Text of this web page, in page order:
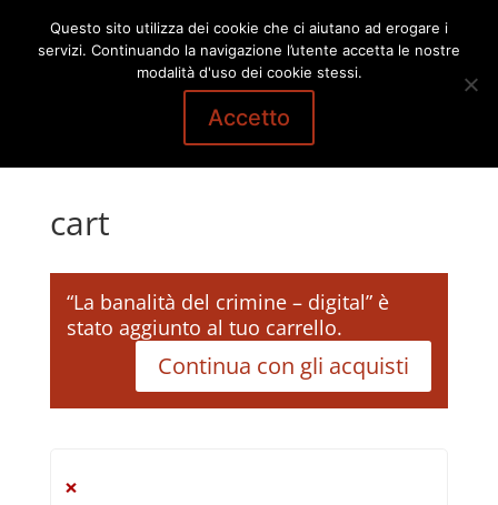
cart
“La banalità del crimine – digital” è
stato aggiunto al tuo carrello.
Continua con gli acquisti
×
Questo sito utilizza dei cookie che ci aiutano ad erogare i
servizi. Continuando la navigazione l’utente accetta le nostre
modalità d'uso dei cookie stessi.
Accetto